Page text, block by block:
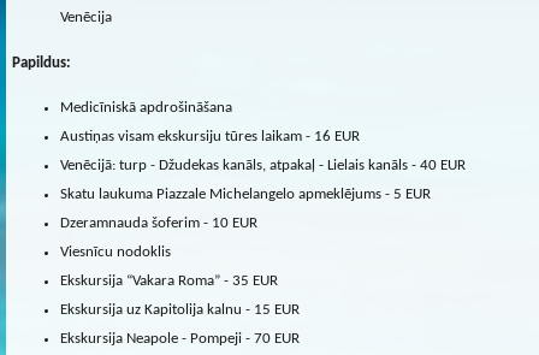
Venēcija
Papildus:
Medicīniskā apdrošināšana
Austiņas visam ekskursiju tūres laikam - 16 EUR
Venēcijā: turp - Džudekas kanāls, atpakaļ - Lielais kanāls - 40 EUR
Skatu laukuma Piazzale Michelangelo apmeklējums - 5 EUR
Dzeramnauda šoferim - 10 EUR
Viesnīcu nodoklis
Ekskursija “Vakara Roma” - 35 EUR
Ekskursija uz Kapitolija kalnu - 15 EUR
Ekskursija Neapole - Pompeji - 70 EUR